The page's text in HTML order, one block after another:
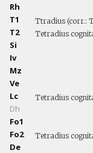
Rh
T1
Ttradius (corr.:
T2 Tetradius
Si
Iv
Mz
Ve
Lc
Tetradius
Dh
Fo1
Fo2
Tetradius
De